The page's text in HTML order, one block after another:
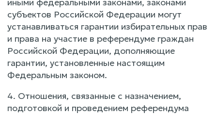
субъектов Российской Федерации могут
устанавливаться гарантии избирательных прав
и права на участие в референдуме граждан
Российской Федерации, дополняющие
гарантии, установленные настоящим
Федеральным законом.
4. Отношения, связанные с назначением,
подготовкой и проведением референдума